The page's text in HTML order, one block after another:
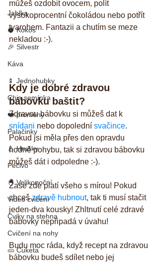
Jablka
🥥 Kokos
🎉 Silvestr
Káva
🍢 Jednohubky
Chia semínka
❤️ proměny
Palačinky
🍐 Hrušky
Pečivo
🐣 Velikonoční
Video cvičení
Cviky na stehna
Cvičení na nohy
🥒 Cuketa
můžeš ozdobit ovocem, polít
vysokoprocentní čokoládou nebo potřít
tvarohem. Fantazii a chutím se meze
nekladou :-).
Kdy je dobré zdravou
bábovku baštit?
Zdravou bábovku si můžeš dat k
snídani nebo dopolední svačince.
Pokud jsi měla přes den opravdu
hodně pohybu, tak si zdravou bábovku
můžeš dát i odpoledne :-).
Zase zde platí všeho s mírou! Pokud
chceš zdravě hubnout, tak ti musí stačit
jeden-dva kousky! Zhltnutí celé zdravé
bábovky nepřipadá v úvahu!
Budu moc ráda, když recept na zdravou
bábovku budeš sdílet nebo jej